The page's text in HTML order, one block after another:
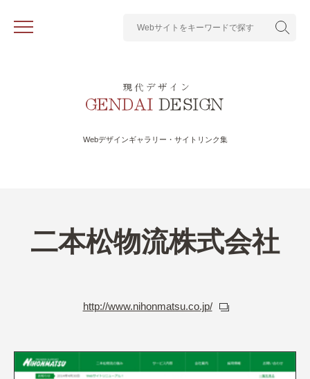
Webデザインギャラリー・サイトリンク集
二本松物流株式会社
http://www.nihonmatsu.co.jp/